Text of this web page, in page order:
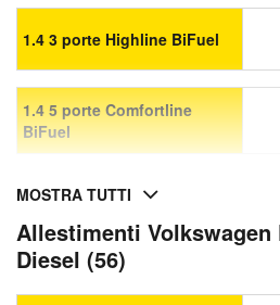
1.4 3 porte Highline BiFuel
1.4 5 porte Comfortline
BiFuel
MOSTRA TUTTI
Allestimenti Volkswagen
Diesel (56)